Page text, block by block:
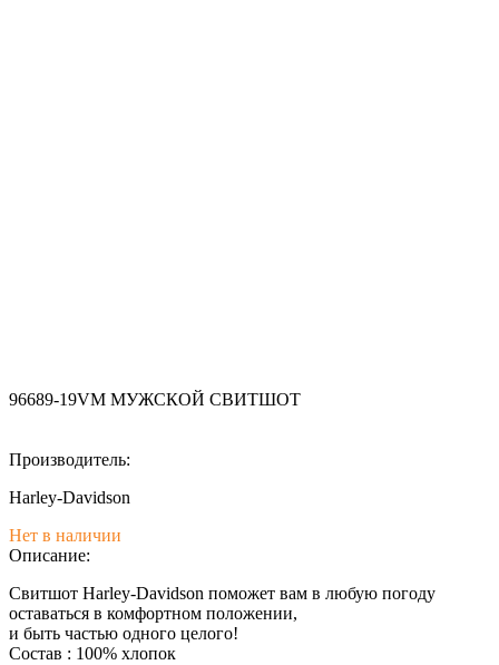
96689-19VM МУЖСКОЙ СВИТШОТ
Производитель:
Harley-Davidson
Нет в наличии
Описание:
Свитшот Harley-Davidson поможет вам в любую погоду
оставаться в комфортном положении,
и быть частью одного целого!
Состав : 100% хлопок